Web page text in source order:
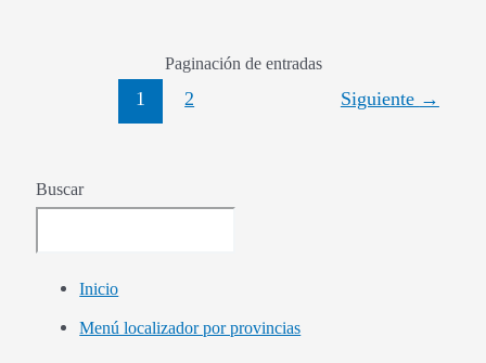
Paginación de entradas
1 2 Siguiente →
Buscar
Inicio
Menú localizador por provincias